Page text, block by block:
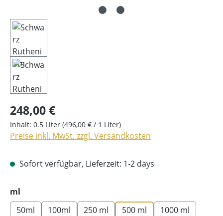
248,00 €
Inhalt: 0.5 Liter (496,00 € / 1 Liter)
Preise inkl. MwSt. zzgl. Versandkosten
Sofort verfügbar, Lieferzeit: 1-2 days
ml
50ml
100ml 250 ml 500 ml 1000 ml